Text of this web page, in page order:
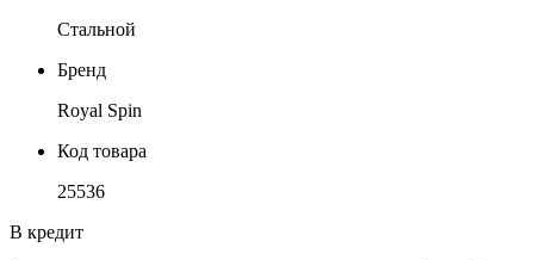
Стальной
Бренд
Royal Spin
Код товара
25536
В кредит